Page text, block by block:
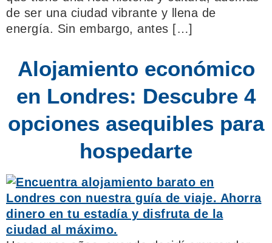
de ser una ciudad vibrante y llena de
energía. Sin embargo, antes […]
Alojamiento económico
en Londres: Descubre 4
opciones asequibles para
hospedarte